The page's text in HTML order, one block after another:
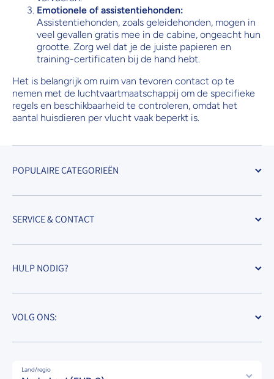
Emotionele of assistentiehonden:
Assistentiehonden, zoals geleidehonden, mogen in
veel gevallen gratis mee in de cabine, ongeacht hun
grootte. Zorg wel dat je de juiste papieren en
training-certificaten bij de hand hebt.
Het is belangrijk om ruim van tevoren contact op te
nemen met de luchtvaartmaatschappij om de specifieke
regels en beschikbaarheid te controleren, omdat het
aantal huisdieren per vlucht vaak beperkt is.
POPULAIRE CATEGORIEËN
SERVICE & CONTACT
HULP NODIG?
VOLG ONS:
Land/regio